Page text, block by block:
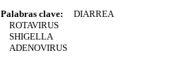
Palabras clave:
DIARREA
ROTAVIRUS
SHIGELLA
ADENOVIRUS